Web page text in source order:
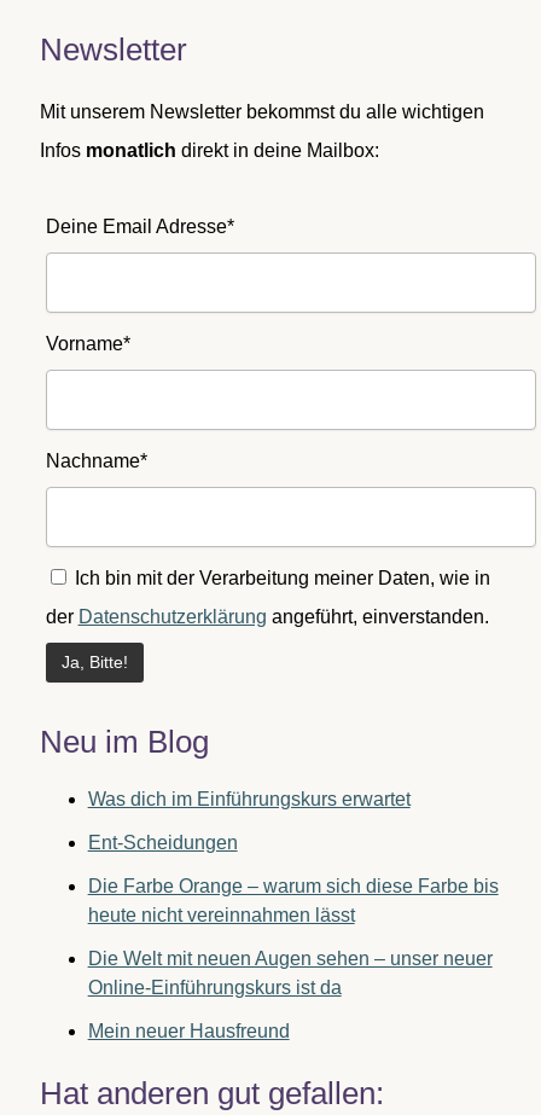
Newsletter
Mit unserem Newsletter bekommst du alle wichtigen
Infos monatlich direkt in deine Mailbox:
Deine Email Adresse*
Vorname*
Nachname*
Ich bin mit der Verarbeitung meiner Daten, wie in
der Datenschutzerklärung angeführt, einverstanden.
Neu im Blog
Was dich im Einführungskurs erwartet
Ent-Scheidungen
Die Farbe Orange – warum sich diese Farbe bis
heute nicht vereinnahmen lässt
Die Welt mit neuen Augen sehen – unser neuer
Online-Einführungskurs ist da
Mein neuer Hausfreund
Hat anderen gut gefallen: